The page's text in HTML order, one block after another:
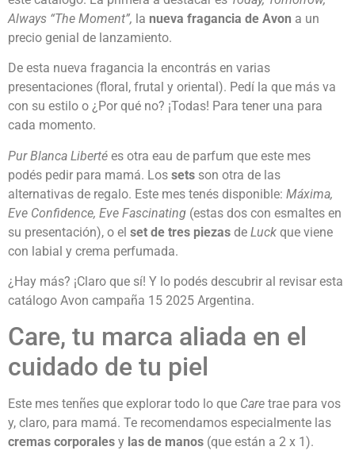
Always “The Moment”, la nueva fragancia de Avon a un
precio genial de lanzamiento.
De esta nueva fragancia la encontrás en varias
presentaciones (floral, frutal y oriental). Pedí la que más va
con su estilo o ¿Por qué no? ¡Todas! Para tener una para
cada momento.
Pur Blanca Liberté es otra eau de parfum que este mes
podés pedir para mamá. Los sets son otra de las
alternativas de regalo. Este mes tenés disponible: Máxima,
Eve Confidence, Eve Fascinating (estas dos con esmaltes en
su presentación), o el set de tres piezas de Luck que viene
con labial y crema perfumada.
¿Hay más? ¡Claro que sí! Y lo podés descubrir al revisar esta
catálogo Avon campaña 15 2025 Argentina.
Care, tu marca aliada en el
cuidado de tu piel
Este mes tenñes que explorar todo lo que Care trae para vos
y, claro, para mamá. Te recomendamos especialmente las
cremas corporales y las de manos (que están a 2 x 1).